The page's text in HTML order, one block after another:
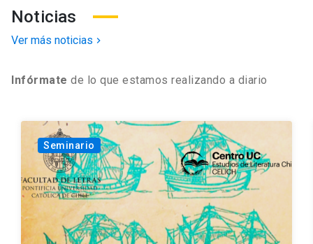
Noticias
Ver más noticias chevron_right
Infórmate de lo que estamos realizando a diario
Seminario